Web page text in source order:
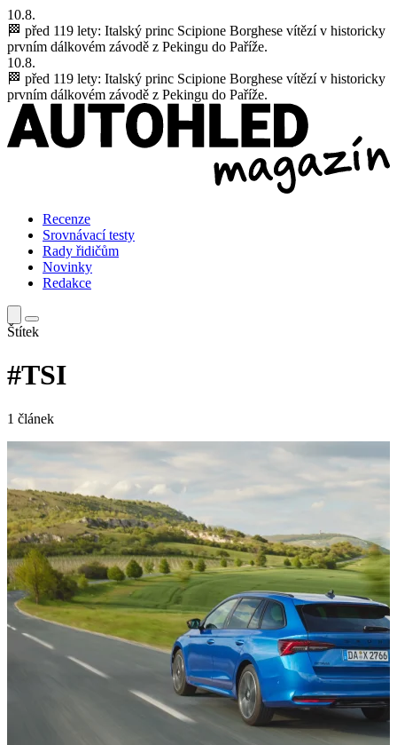
10.8.
🏁 před 119 lety: Italský princ Scipione Borghese vítězí v historicky
prvním dálkovém závodě z Pekingu do Paříže.
10.8.
🏁 před 119 lety: Italský princ Scipione Borghese vítězí v historicky
prvním dálkovém závodě z Pekingu do Paříže.
Recenze
Srovnávací testy
Rady řidičům
Novinky
Redakce
Štítek
#TSI
1 článek